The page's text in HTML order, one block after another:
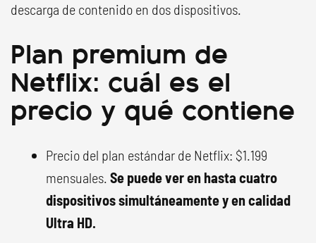
descarga de contenido en dos dispositivos.
Plan premium de
Netflix: cuál es el
precio y qué contiene
Precio del plan estándar de Netflix: $1.199
mensuales. Se puede ver en hasta cuatro
dispositivos simultáneamente y en calidad
Ultra HD.